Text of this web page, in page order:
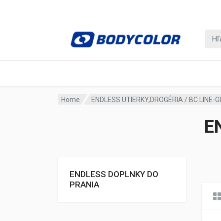
Home ENDLESS UTIERKY,DROGÉRIA / BC LINE-
ENDLESS DOPLNKY DO
PRANIA